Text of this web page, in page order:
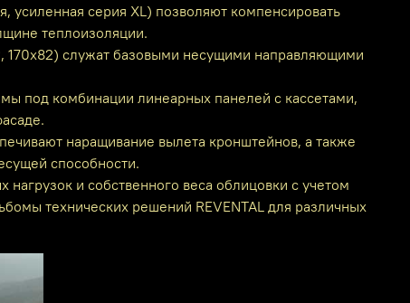
серия XL) позволяют компенсировать
теплоизоляции.
170х82) служат базовыми несущими направляющими
под комбинации линеарных панелей с кассетами,
наращивание вылета кронштейнов, а также
способности.
и собственного веса облицовки с учетом
технических решений REVENTAL для различных